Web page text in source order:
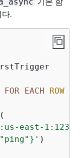
.
FOR EACH
ROW
east-
)